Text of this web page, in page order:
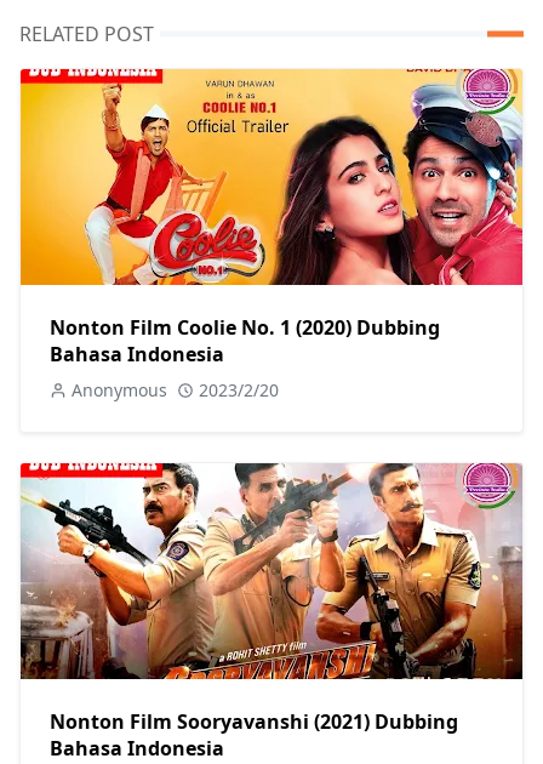
RELATED POST
Nonton Film Coolie No. 1 (2020) Dubbing
Bahasa Indonesia
Anonymous 2023/2/20
Nonton Film Sooryavanshi (2021) Dubbing
Bahasa Indonesia